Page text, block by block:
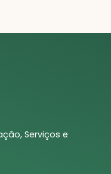
Serviços e